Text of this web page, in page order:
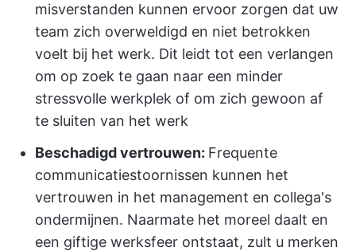
misverstanden kunnen ervoor zorgen dat uw
team zich overweldigd en niet betrokken
voelt bij het werk. Dit leidt tot een verlangen
om op zoek te gaan naar een minder
stressvolle werkplek of om zich gewoon af
te sluiten van het werk
Beschadigd vertrouwen: Frequente
communicatiestoornissen kunnen het
vertrouwen in het management en collega's
ondermijnen. Naarmate het moreel daalt en
een giftige werksfeer ontstaat, zult u merken